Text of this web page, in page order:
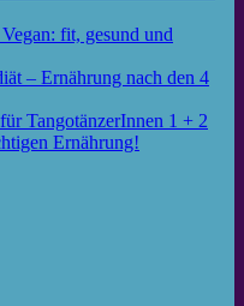
fit, gesund und
– Ernährung nach den 4
TangotänzerInnen 1 + 2
Ernährung!